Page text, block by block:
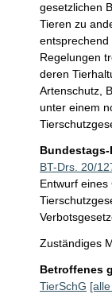
gesetzlichen
Tieren zu
Regelungen
deren
Artenschutz,
unter einem
BT-Drs. 20/
Entwurf
Zuständiges
Betroffenes
TierSchG